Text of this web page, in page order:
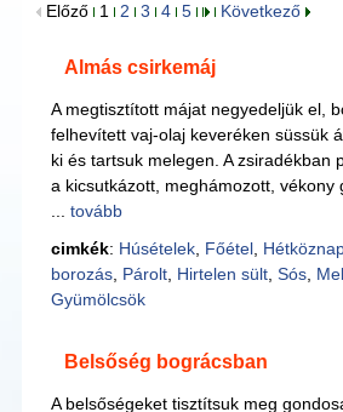
Előző 1 2 3 4 5 Következő
Almás csirkemáj
A megtisztított májat negyedeljük el,
felhevített vaj-olaj keveréken süssük
ki és tartsuk melegen. A zsiradékban
a kicsutkázott, meghámozott, vékony
tovább
cimkék: Húsételek, Főétel,
borozás, Párolt, Hirtelen sült, Sós,
Gyümölcsök
Belsőség bográcsban
A belsőségeket tisztítsuk meg